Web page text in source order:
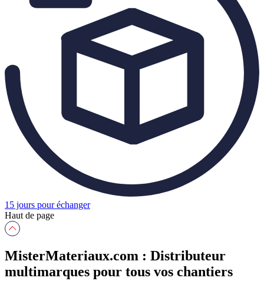
15 jours pour échanger
Haut de page
MisterMateriaux.com : Distributeur
multimarques pour tous vos chantiers